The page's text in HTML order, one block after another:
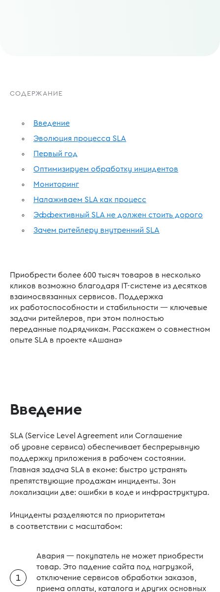
СОДЕРЖАНИЕ
Введение
Эволюция процесса SLA
Первый год
Оптимизируем обработку инцидентов
Мониторинг
Налаживаем SLA как процесс
Эффективный SLA не должен стоить дорого
Зачем ритейлеру внутренний SLA
Приобрести более 600 тысяч товаров в несколько
кликов возможно благодаря IT-системе из десятков
взаимосвязанных сервисов. Поддержка
их работоспособности и стабильности — ключевые
задачи ритейлеров, при этом полностью
переданные подрядчикам. Расскажем о совместном
опыте SLA в проекте «Ашана»
Введение
SLA (Service Level Agreement или Соглашение
об уровне сервиса) обеспечивает беспрерывную
поддержку приложения в рабочем состоянии.
Главная задача SLA в екоме: быстро устранять
препятствующие продажам инциденты. Зон
локализации две: ошибки в коде и инфраструктура.
Инциденты разделяются по приоритетам
в соответствии с масштабом:
Авария — покупатель не может приобрести
товар. Это падение сайта под нагрузкой,
отключение сервисов обработки заказов,
приема оплаты, каталога и других основных